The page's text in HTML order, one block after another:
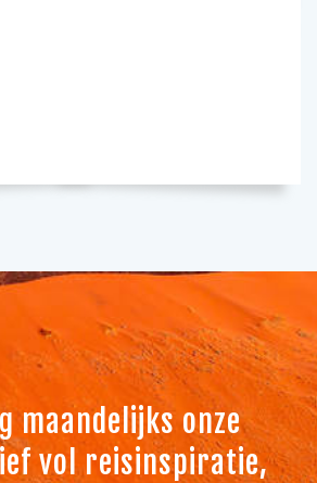
maandelijks onze
vol reisinspiratie,